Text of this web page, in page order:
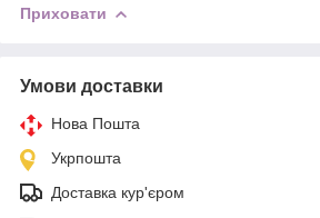
Приховати
Умови доставки
Нова Пошта
Укрпошта
Доставка кур'єром